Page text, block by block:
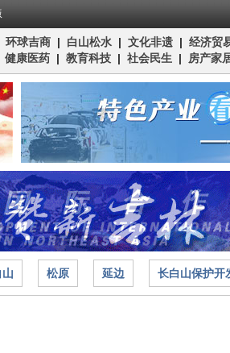
环球吉商 | 白山松水 | 文化非遗 | 经济贸
健康医药 | 教育科技 | 社会民生 | 房产家
山 松原 延边 长白山保护开